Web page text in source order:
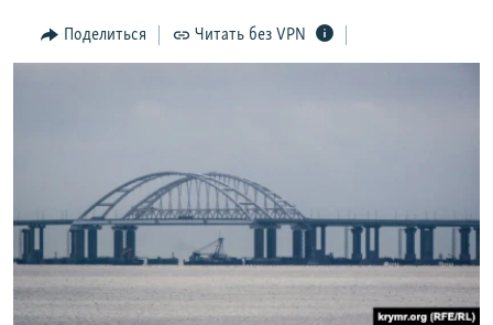
ВернутсяИНТЕРАКТИВ
ПРОПАВШИЕ БЕЗ ВЕСТИ
ПОБЕДИТЕЛЕЙ НЕ СУДЯТ?
КРЫМ.НЕПОКОРЕННЫЙ
ELIFBE
РАДІО СВОБОДА
ПРИСОЕДИНЯЙТЕСЬ!
Поделиться Читать без VPN